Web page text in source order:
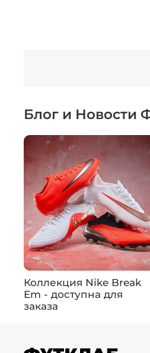
Блог и Новости
Коллекция Nike Break
Em - доступна для
заказа